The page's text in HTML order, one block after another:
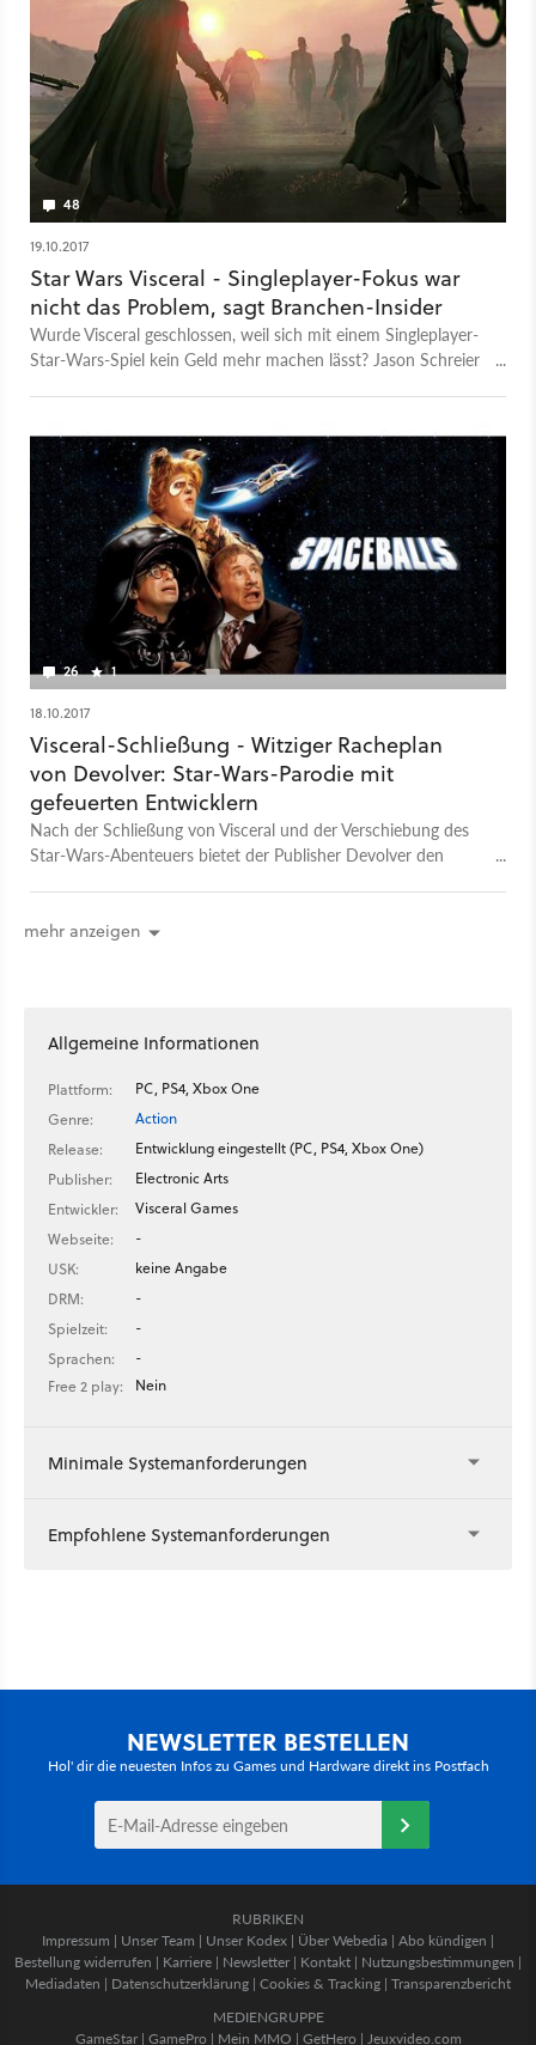
48
19.10.2017
Star Wars Visceral - Singleplayer-Fokus war
nicht das Problem, sagt Branchen-Insider
Wurde Visceral geschlossen, weil sich mit einem Singleplayer-
Star-Wars-Spiel kein Geld mehr machen lässt? Jason Schreier
26 1
18.10.2017
Visceral-Schließung - Witziger Racheplan
von Devolver: Star-Wars-Parodie mit
gefeuerten Entwicklern
Nach der Schließung von Visceral und der Verschiebung des
Star-Wars-Abenteuers bietet der Publisher Devolver den
mehr anzeigen
Allgemeine Informationen
Plattform:
PC, PS4, Xbox One
Genre:
Action
Release:
Entwicklung eingestellt (PC, PS4, Xbox One)
Publisher:
Electronic Arts
Entwickler:
Visceral Games
Webseite:
-
USK:
keine Angabe
DRM:
-
Spielzeit:
-
Sprachen:
-
Free 2 play:
Nein
Minimale Systemanforderungen
Empfohlene Systemanforderungen
NEWSLETTER BESTELLEN
Hol' dir die neuesten Infos zu Games und Hardware direkt ins Postfach
RUBRIKEN
Impressum | Unser Team | Unser Kodex | Über Webedia | Abo kündigen |
Bestellung widerrufen | Karriere | Newsletter | Kontakt | Nutzungsbestimmungen |
Mediadaten | Datenschutzerklärung | Cookies & Tracking | Transparenzbericht
MEDIENGRUPPE
GameStar| GamePro | Mein MMO | GetHero | Jeuxvideo.com